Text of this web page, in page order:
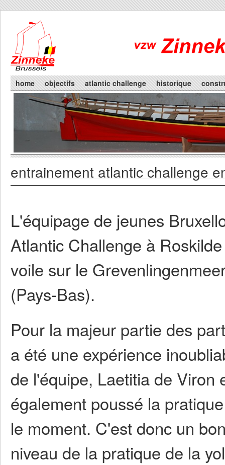
Main menu
home objectifs atlantic challenge historique
You are here
entrainement atlantic challenge
L'équipage de jeunes
Atlantic Challenge à
voile sur le
(Pays-Bas).
Pour la majeur partie des
a été une expérience
de l'équipe, Laetitia de Viron
également poussé la
le moment. C'est donc un
niveau de la pratique de la